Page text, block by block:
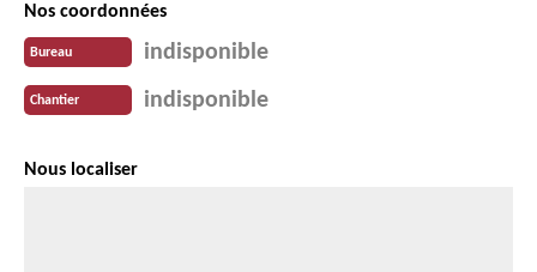
Nos coordonnées
Bureau indisponible
Chantier indisponible
Nous localiser